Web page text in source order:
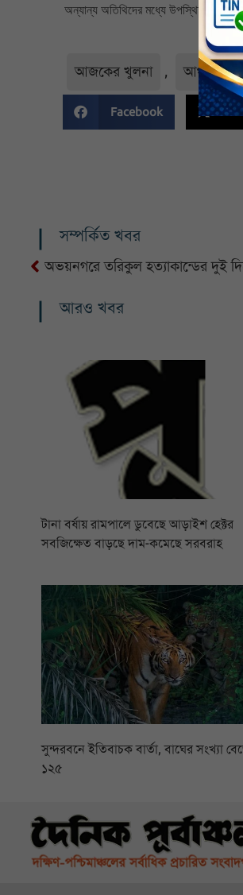
অন্যান্য অতিথিদের মধ্যে উপস্থিত ছিলেন
আজকের খুলনা , আঞ্চলিক ,
Facebook
সম্পর্কিত খবর
অভয়নগরে তরিকুল হত্যাকান্ডের দুই
আরও খবর
টানা বর্ষায় রামপালে ডুবেছে আড়াইশ হেক্টর
সবজিক্ষেত বাড়ছে দাম-কমেছে সরবরাহ
সুন্দরবনে ইতিবাচক বার্তা, বাঘের সংখ্যা
১২৫